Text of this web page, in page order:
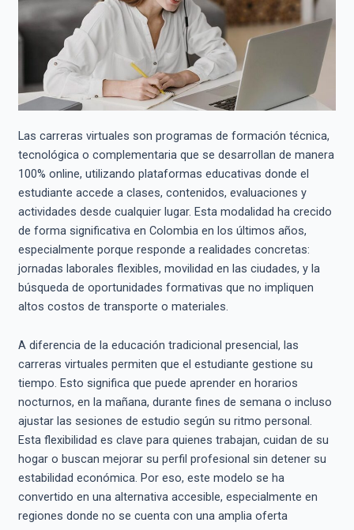
Las carreras virtuales son programas de formación técnica,
tecnológica o complementaria que se desarrollan de manera
100% online, utilizando plataformas educativas donde el
estudiante accede a clases, contenidos, evaluaciones y
actividades desde cualquier lugar. Esta modalidad ha crecido
de forma significativa en Colombia en los últimos años,
especialmente porque responde a realidades concretas:
jornadas laborales flexibles, movilidad en las ciudades, y la
búsqueda de oportunidades formativas que no impliquen
altos costos de transporte o materiales.
A diferencia de la educación tradicional presencial, las
carreras virtuales permiten que el estudiante gestione su
tiempo. Esto significa que puede aprender en horarios
nocturnos, en la mañana, durante fines de semana o incluso
ajustar las sesiones de estudio según su ritmo personal.
Esta flexibilidad es clave para quienes trabajan, cuidan de su
hogar o buscan mejorar su perfil profesional sin detener su
estabilidad económica. Por eso, este modelo se ha
convertido en una alternativa accesible, especialmente en
regiones donde no se cuenta con una amplia oferta